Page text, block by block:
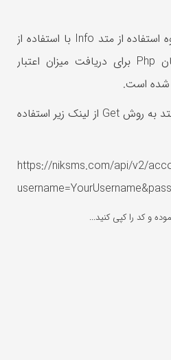
در زیر یک نمونه نحوه استفاده از متد Info با استفاده از
پروتکل Post در زبان Php برای دریافت میزان اعتبار
شده است.
برای استفاده از این متد به روش Get از لینک زیر استفاده
https://niksms.com/api/v2/
و کد را کپی کنید...